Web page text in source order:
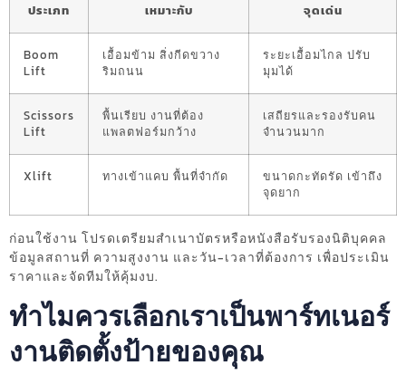
ประเภท เหมาะกับ จุดเด่น
Boom
Lift
เอื้อมข้าม สิ่งกีดขวาง
ริมถนน
ระยะเอื้อมไกล ปรับ
มุมได้
Scissors
Lift
พื้นเรียบ งานที่ต้อง
แพลตฟอร์มกว้าง
เสถียรและรองรับคน
จำนวนมาก
Xlift ทางเข้าแคบ พื้นที่จำกัด
ขนาดกะทัดรัด เข้าถึง
จุดยาก
ก่อนใช้งาน โปรดเตรียมสำเนาบัตรหรือหนังสือรับรองนิติบุคคล
ข้อมูลสถานที่ ความสูงงาน และวัน-เวลาที่ต้องการ เพื่อประเมิน
ราคาและจัดทีมให้คุ้มงบ.
ทำไมควรเลือกเราเป็นพาร์ทเนอร์
งานติดตั้งป้ายของคุณ